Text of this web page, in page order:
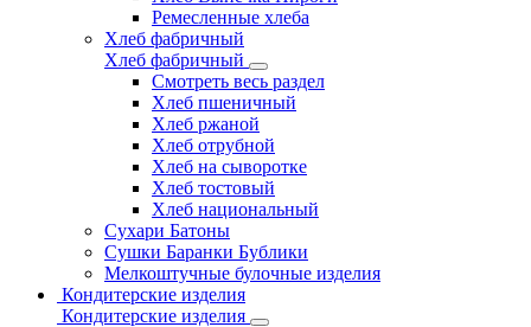
Ремесленные хлеба
Хлеб фабричный
Хлеб фабричный
Смотреть весь раздел
Хлеб пшеничный
Хлеб ржаной
Хлеб отрубной
Хлеб на сыворотке
Хлеб тостовый
Хлеб национальный
Сухари Батоны
Сушки Баранки Бублики
Мелкоштучные булочные изделия
Кондитерские изделия
Кондитерские изделия